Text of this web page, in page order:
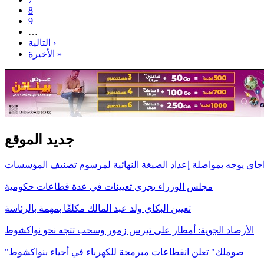
8
9
…
التالية ›
الأخيرة »
جديد الموقع
يوجه بمواصلة إعداد الصيغة النهائية لمرسوم تصنيف المؤسسات
مجلس الوزراء يجري تعيينات في عدة قطاعات حكومية
تعيين البكاي ولد عبد المالك مكلفًا بمهمة بالرئاسة
الأرصاد الجوية: أمطار على تيرس زمور وسحب تتجه نحو نواكشوط
"صوملك" تعلن انقطاعات مبرمجة للكهرباء في أحياء بنواكشوط